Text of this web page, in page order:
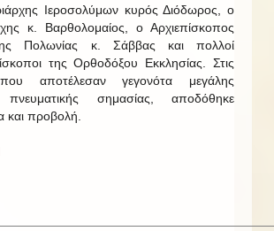
Ιεροσολύμων κυρός Διόδωρος, ο
κ. Βαρθολομαίος, ο Αρχιεπίσκοπος
Πολωνίας κ. Σάββας και πολλοί
της Ορθοδόξου Εκκλησίας. Στις
αποτέλεσαν γεγονότα μεγάλης
πνευματικής σημασίας, αποδόθηκε
και προβολή.